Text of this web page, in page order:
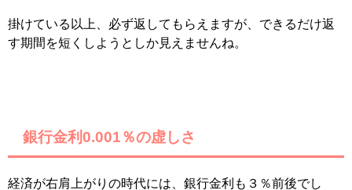
掛けている以上、必ず返してもらえますが、できるだけ返
す期間を短くしようとしか見えませんね。
銀行金利0.001％の虚しさ
経済が右肩上がりの時代には、銀行金利も３％前後でし